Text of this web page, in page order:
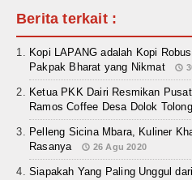
Berita terkait :
Kopi LAPANG adalah Kopi
Pakpak Bharat yang Nikmat
Ketua PKK Dairi Resmikan
Ramos Coffee Desa Dolok Tolong
Pelleng Sicina Mbara, Kuliner
Rasanya
26 Agu 2020
Siapakah Yang Paling Unggul